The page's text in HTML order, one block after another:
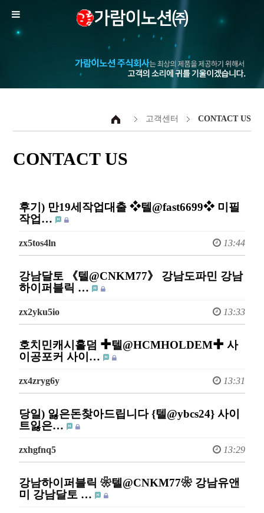
고객센터 CONTACT US
CONTACT US
후기) 만19세작업대출 ❖텔@fast6699❖ 미필
작업…
zx5tos4ln 13:44
강남달토 《텔@CNKM77》 강남도파민 강남
하이퍼블릭 …
zx2yku5io 13:33
호치민캐시홀덤 ✚텔@HCMHOLDEM✚ 사
이공포커 사이…
zx4zryg6y 13:31
당일) 잃은돈찾아드립니다 {텔@ybcs24} 사이
트잃은…
zxhgfnq5 13:29
강남하이퍼블릭 ❀텔@CNKM77❀ 강남유앤
미 강남달토 …